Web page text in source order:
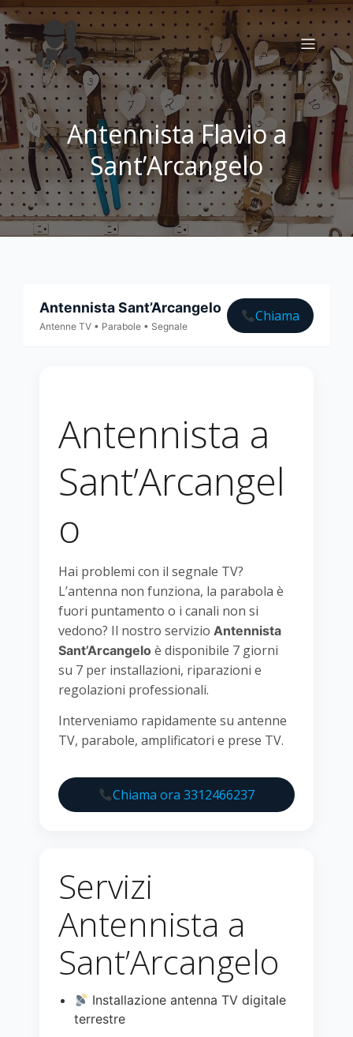
Antennista Flavio a
Sant’Arcangelo
Antennista Sant’Arcangelo
Antenne TV • Parabole • Segnale
Chiama
Antennista a
Sant’Arcangel
o
Hai problemi con il segnale TV?
L’antenna non funziona, la parabola è
fuori puntamento o i canali non si
vedono? Il nostro servizio Antennista
Sant’Arcangelo è disponibile 7 giorni
su 7 per installazioni, riparazioni e
regolazioni professionali.
Interveniamo rapidamente su antenne
TV, parabole, amplificatori e prese TV.
Chiama ora 3312466237
Servizi
Antennista a
Sant’Arcangelo
Installazione antenna TV digitale
terrestre